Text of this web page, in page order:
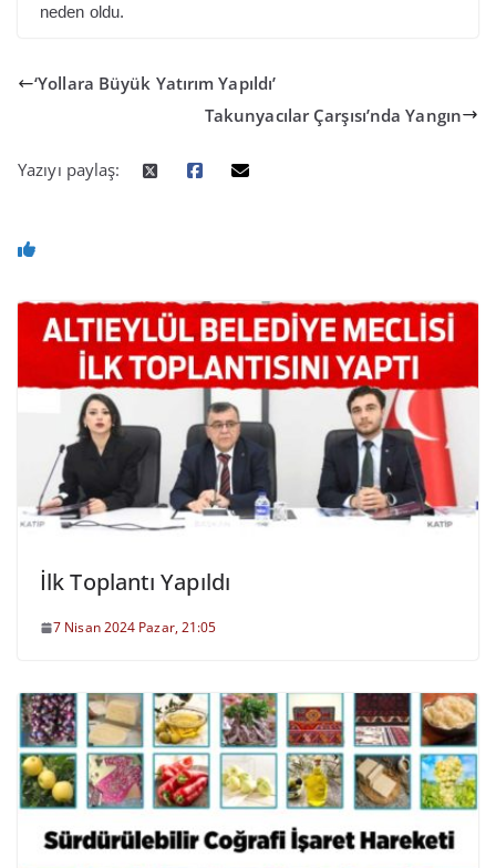
neden oldu.
‘Yollara Büyük Yatırım Yapıldı’
Takunyacılar Çarşısı’nda Yangın
Yazıyı paylaş:
İlk Toplantı Yapıldı
7 Nisan 2024 Pazar, 21:05